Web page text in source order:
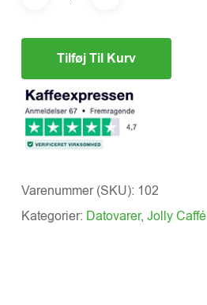
Tilføj Til Kurv
Varenummer (SKU): 102
Kategorier: Datovarer, Jolly Caffé